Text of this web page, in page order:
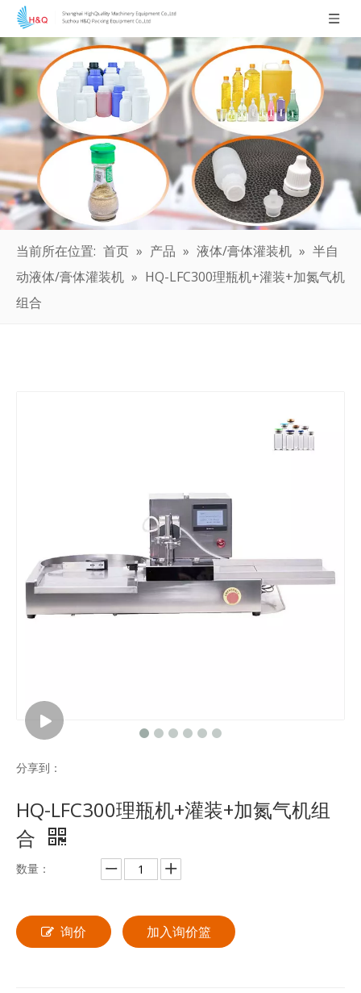
当前所在位置: 首页 » 产品 » 液体/膏体灌装机 » 半自
动液体/膏体灌装机 » HQ-LFC300理瓶机+灌装+加氮气机
组合
分享到：
HQ-LFC300理瓶机+灌装+加氮气机组
合
数量：
询价 加入询价篮